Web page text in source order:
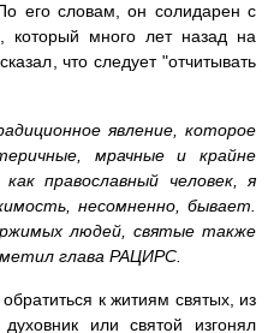
его словам, он солидарен с
который много лет назад на
что следует "отчитывать
явление, которое
мрачные и крайне
православный человек, я
несомненно, бывает.
людей, святые также
глава РАЦИРС.
к житиям святых, из
или святой изгонял